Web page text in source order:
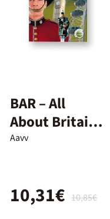
BAR – All
About Britain
Today – 1º ESO
Aavv
10,85€
10,31€